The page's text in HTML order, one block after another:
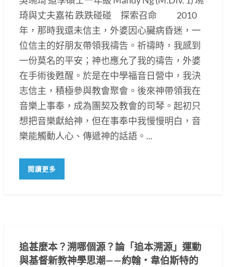
琦與丈夫嘉祐 跌跌碰碰 探索召命 2010
年，那時我還未信主，外婆因心臟病昏迷，一
位信主的好朋友帶領我禱告。祈禱時，我感到
一份莫名的平安；神也應允了我的禱告，外婆
在手術後甦醒。於是在中學福音日營中，我決
志信主，積極參與教會聚會。後來神帶領我在
音樂上事奉，成為團契及教會的司琴。起初只
想把音樂獻給神，但在事奉中我慢慢明白，音
樂能觸動人心、傳遞神的話語。...
閱讀更多
追甚麼本？溯哪個源？論「追本溯源」運動
與基督新教神學思潮——約翰・韋伯斯特的